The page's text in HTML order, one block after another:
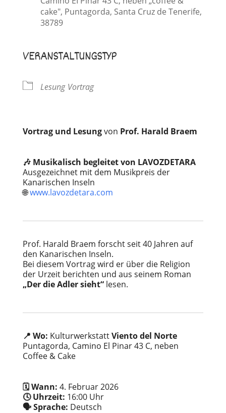
cake", Puntagorda, Santa Cruz de Tenerife,
38789
VERANSTALTUNGSTYP
Lesung Vortrag
Vortrag und Lesungvon Prof. Harald Braem
🎶 Musikalisch begleitet von LAVOZDETARA
Ausgezeichnet mit dem Musikpreis der
Kanarischen Inseln
🌐www.lavozdetara.com
Prof. Harald Braem forscht seit 40 Jahren auf
den Kanarischen Inseln.
Bei diesem Vortrag wird er über die Religion
der Urzeit berichten und aus seinem Roman
„Der die Adler sieht“lesen.
📍 Wo: KulturwerkstattViento del Norte
Puntagorda, Camino El Pinar 43 C, neben
Coffee & Cake
🗓️ Wann: 4. Februar 2026
🕓 Uhrzeit: 16:00 Uhr
🗣️ Sprache: Deutsch